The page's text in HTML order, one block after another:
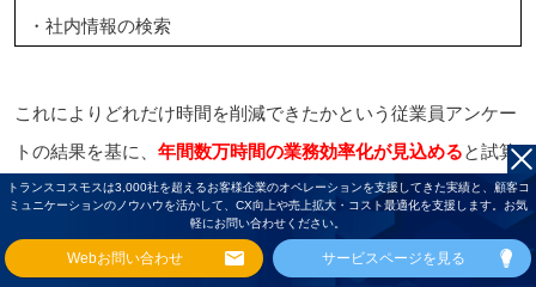
・社内情報の検索
これによりどれだけ時間を削減できたかという従業員アンケー
トの結果を基に、 年間数万時間の業務効率化が見込めると試算
しています。
また定性的効果として、「意思決定が高度化できた」などの好
トランスコスモスは3,000社を超えるお客様企業のオペレーションを支援してきた実績と、顧客コ
ミュニケーションのノウハウを活かして、CX向上や売上拡大・コスト最適化を支援します。お気
軽にお問い合わせください。
Webお問い合わせ サービスページを見る